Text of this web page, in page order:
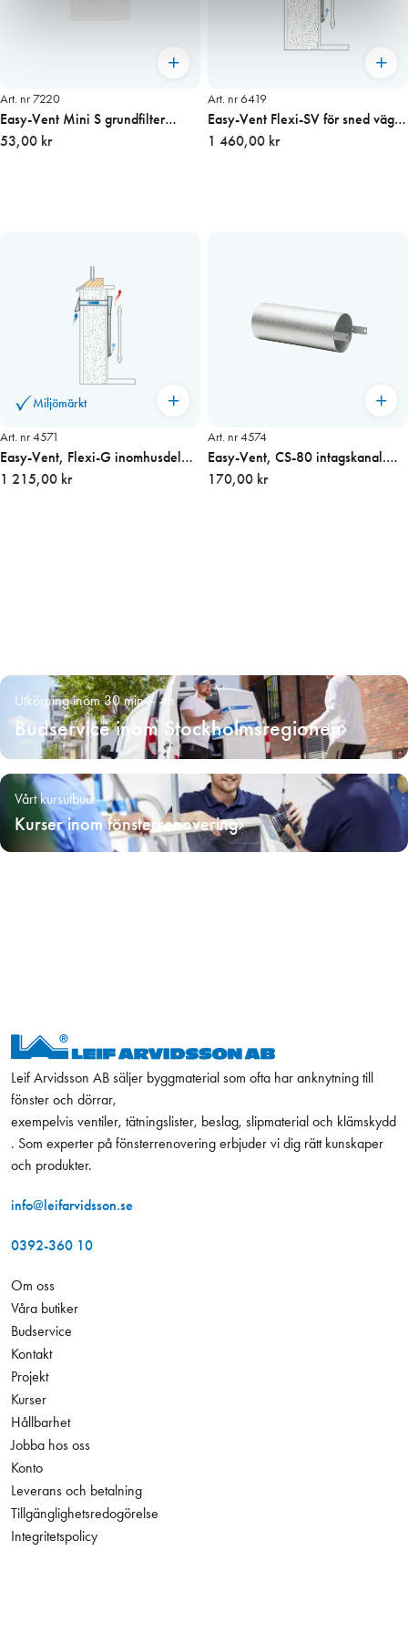
Art. nr 7220
Easy-Vent Mini S grundfilter
135×135 mm
53,00 kr
Art. nr 6419
Easy-Vent Flexi-SV för sned vägg
inkl filter
1 460,00 kr
Miljömärkt
Art. nr 4571
Easy-Vent, Flexi-G inomhusdel
inkl. grundfilter
1 215,00 kr
Art. nr 4574
Easy-Vent, CS-80 intagskanal.
OBS! Måttanpassas!
170,00 kr
Utkörning inom 30 min – 4h
Budservice inom Stockholmsregionen
Vårt kursutbud
Kurser inom fönsterrenovering
Leif Arvidsson AB säljer byggmaterial som ofta har anknytning till
fönster och dörrar,
exempelvis ventiler, tätningslister, beslag, slipmaterial och klämskydd
. Som experter på fönsterrenovering erbjuder vi dig rätt kunskaper
och produkter.
info@leifarvidsson.se
0392-360 10
Om oss
Våra butiker
Budservice
Kontakt
Projekt
Kurser
Hållbarhet
Jobba hos oss
Konto
Leverans och betalning
Tillgänglighetsredogörelse
Integritetspolicy